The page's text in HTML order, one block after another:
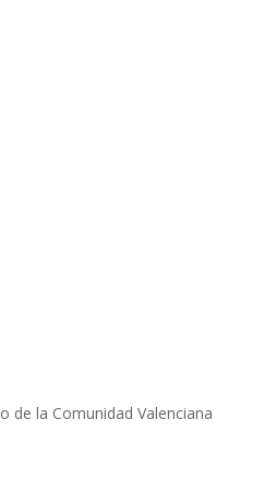
de la Comunidad Valenciana